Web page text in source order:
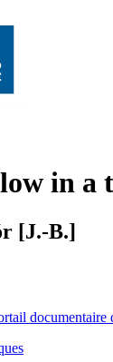
in
[J.-B.]
documentaire